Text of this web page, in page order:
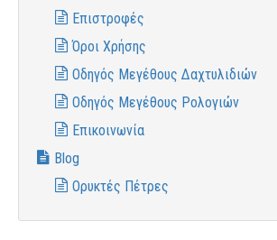
Επιστροφές
Όροι Χρήσης
Οδηγός Μεγέθους Δαχτυλιδιών
Οδηγός Μεγέθους Ρολογιών
Επικοινωνία
Blog
Ορυκτές Πέτρες